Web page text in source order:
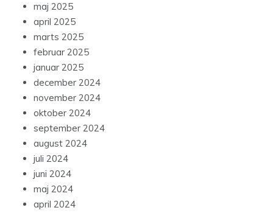
maj 2025
april 2025
marts 2025
februar 2025
januar 2025
december 2024
november 2024
oktober 2024
september 2024
august 2024
juli 2024
juni 2024
maj 2024
april 2024